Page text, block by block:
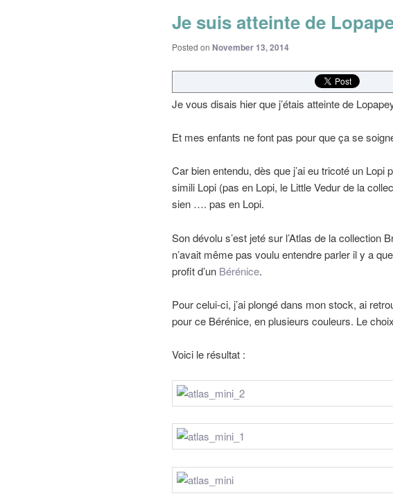
Je suis atteinte de
Posted on November 13, 2014
Je vous disais hier que j’étais atteinte de
Et mes enfants ne font pas pour que ça se
Car bien entendu, dès que j’ai eu tricoté un
simili Lopi (pas en Lopi, le Little Vedur de la
sien …. pas en Lopi.
Son dévolu s’est jeté sur l’Atlas de la
n’avait même pas voulu entendre parler il y a
profit d’un Bérénice.
Pour celui-ci, j’ai plongé dans mon stock, ai
pour ce Bérénice, en plusieurs couleurs. Le
Voici le résultat :